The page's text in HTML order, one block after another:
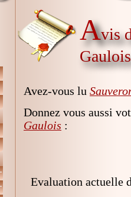
Avis
Gaulois
Avez-vous lu
Donnez vous aussi
Gaulois :
Evaluation actuelle